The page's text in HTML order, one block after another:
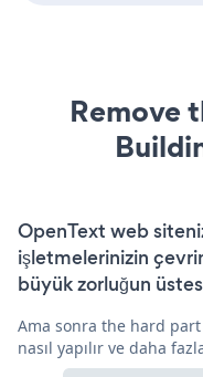
Remove
OpenText web
işletmelerinizin
büyük zorluğun
Ama sonra the hard
nasıl yapılır ve daha